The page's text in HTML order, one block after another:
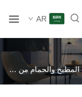
AR
والحمام من الرخام الطبيعي